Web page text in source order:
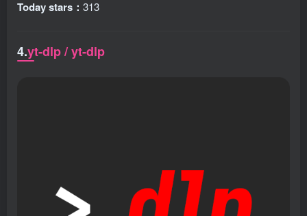
Today stars： 313
4.yt-dlp / yt-dlp